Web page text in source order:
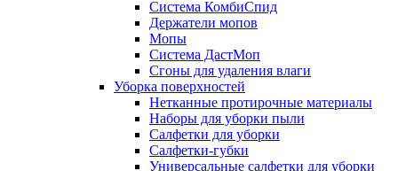
Система КомбиСпид
Держатели мопов
Мопы
Система ДастМоп
Сгоны для удаления влаги
Уборка поверхностей
Нетканные протирочные материалы
Наборы для уборки пыли
Салфетки для уборки
Салфетки-губки
Универсальные салфетки для уборки